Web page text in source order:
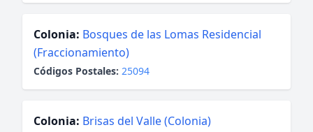
Colonia: Bosques de las Lomas Residencial
(Fraccionamiento)
Códigos Postales: 25094
Colonia: Brisas del Valle (Colonia)